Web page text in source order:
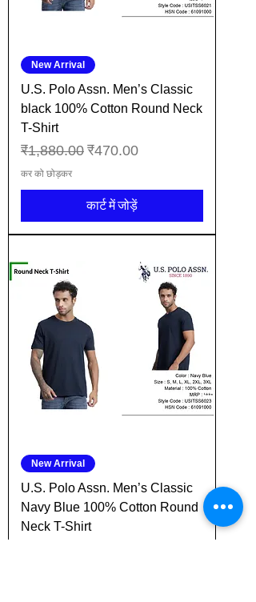
New Arrival
U.S. Polo Assn. Men’s Classic
black 100% Cotton Round Neck
T-Shirt
नियमित मूल्य
₹1,880.00 बिक्री मूल्य
₹470.00
कर को छोड़कर
कार्ट में जोड़ें
New Arrival
U.S. Polo Assn. Men’s Classic
Navy Blue 100% Cotton Round
Neck T-Shirt